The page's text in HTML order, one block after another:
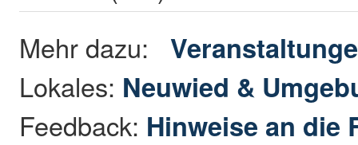
Mehr dazu:
Lokales: Neuwied &
Feedback: Hinweise an die